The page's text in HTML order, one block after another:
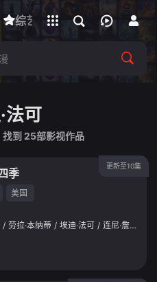
综艺 动漫 短剧
立即登录
法可
到 25部影视作品
更新至10集
季
美国
/ 劳拉·本纳蒂 / 埃迪·法可 / 连尼·詹姆斯